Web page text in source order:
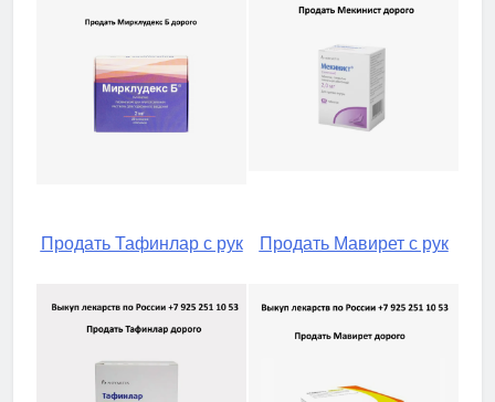
Продать Тафинлар с рук Продать Мавирет с рук